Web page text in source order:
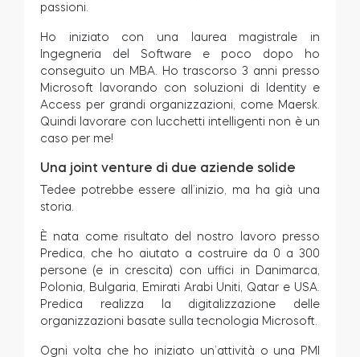
passioni.
Ho iniziato con una laurea magistrale in
Ingegneria del Software e poco dopo ho
conseguito un MBA. Ho trascorso 3 anni presso
Microsoft lavorando con soluzioni di Identity e
Access per grandi organizzazioni, come Maersk.
Quindi lavorare con lucchetti intelligenti non è un
caso per me!
Una joint venture di due aziende solide
Tedee potrebbe essere all’inizio, ma ha già una
storia.
È nata come risultato del nostro lavoro presso
Predica, che ho aiutato a costruire da 0 a 300
persone (e in crescita) con uffici in Danimarca,
Polonia, Bulgaria, Emirati Arabi Uniti, Qatar e USA.
Predica realizza la digitalizzazione delle
organizzazioni basate sulla tecnologia Microsoft.
Ogni volta che ho iniziato un’attività o una PMI